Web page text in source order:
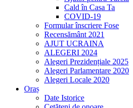
Cald în Casa Ta
COVID-19
Formular înscriere Fose
Recensământ 2021
AJUT UCRAINA
ALEGERI 2024
Alegeri Prezidențiale 2025
Alegeri Parlamentare 2020
Alegeri Locale 2020
Oraș
Date Istorice